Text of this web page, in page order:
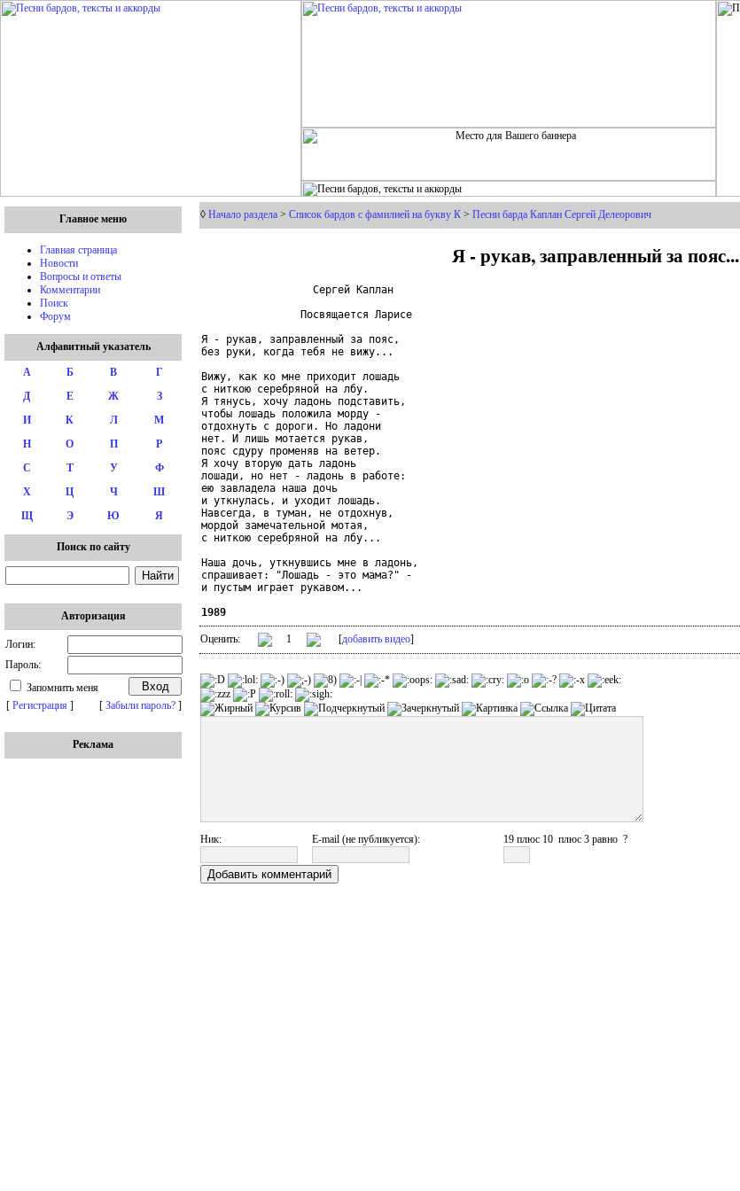
Главное меню
Главная страница
Новости
Вопросы и ответы
Комментарии
Поиск
Форум
Алфавитный указатель
А Б В
Г
Д
Е Ж
З
И
К Л
М
Н
О П
Р
С
Т У
Ф
Х
Ц Ч
Ш
Щ
Э Ю Я
Поиск по сайту
Авторизация
Логин:
Пароль:
Запомнить меня
[ Регистрация ] [ Забыли пароль? ]
Реклама
◊ Начало раздела > Список бардов с фамилией на букву К > Песни барда Каплан Сергей Делеорович
Я - рукав, заправленный за пояс...
                  Сергей Каплан
                Посвящается Ларисе
Я - рукав, заправленный за пояс,
без руки, когда тебя не вижу...
Вижу, как ко мне приходит лошадь
с ниткою серебряной на лбу.
Я тянусь, хочу ладонь подставить,
чтобы лошадь положила морду -
отдохнуть с дороги. Но ладони
нет. И лишь мотается рукав,
пояс сдуру променяв на ветер.
Я хочу вторую дать ладонь
лошади, но нет - ладонь в работе:
ею завладела наша дочь
и уткнулась, и уходит лошадь.
Навсегда, в туман, не отдохнув,
мордой замечательной мотая,
с ниткою серебряной на лбу...
Наша дочь, уткнувшись мне в ладонь,
спрашивает: "Лошадь - это мама?" -
и пустым играет рукавом...
1989
Оценить: 1 [добавить видео]
Ник: E-mail (не публикуется): 19 плюс 10 плюс 3 равно ?